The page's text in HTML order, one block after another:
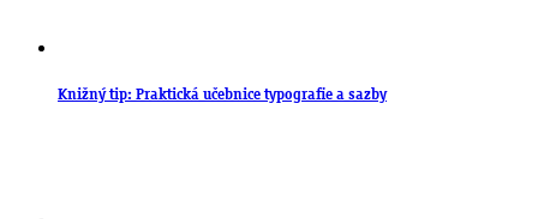
Knižný tip: Praktická učebnice typografie a sazby